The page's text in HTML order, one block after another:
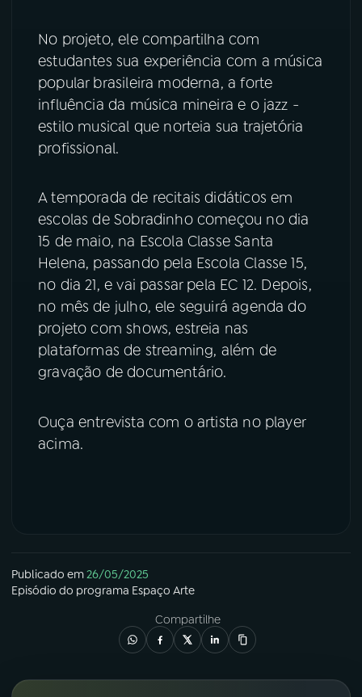
No projeto, ele compartilha com
estudantes sua experiência com a música
popular brasileira moderna, a forte
influência da música mineira e o jazz -
estilo musical que norteia sua trajetória
profissional.
A temporada de recitais didáticos em
escolas de Sobradinho começou no dia
15 de maio, na Escola Classe Santa
Helena, passando pela Escola Classe 15,
no dia 21, e vai passar pela EC 12. Depois,
no mês de julho, ele seguirá agenda do
projeto com shows, estreia nas
plataformas de streaming, além de
gravação de documentário.
Ouça entrevista com o artista no player
acima.
Publicado em26/05/2025
Episódio do programa Espaço Arte
Compartilhe